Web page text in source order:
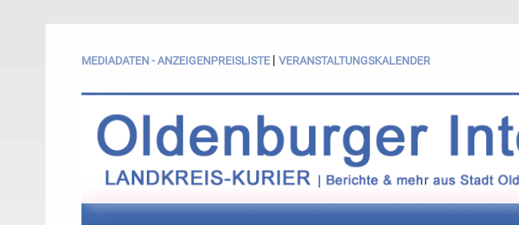
MEDIADATEN - ANZEIGENPREISLISTE | VERANSTALTUNGSKALENDER